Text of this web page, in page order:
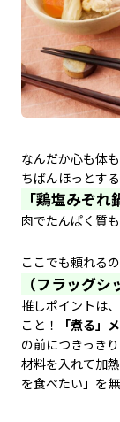
なんだか心も体
ちばんほっとする
「鶏塩みぞれ
肉でたんぱく質
ここでも頼れる
（フラッグシ
推しポイントは
こと！
「煮る」
の前につきっき
材料を入れて加
を食べたい」を